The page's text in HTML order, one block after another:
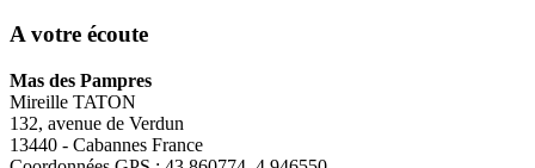
A votre écoute
Mas des Pampres
Mireille TATON
132, avenue de Verdun
13440 - Cabannes France